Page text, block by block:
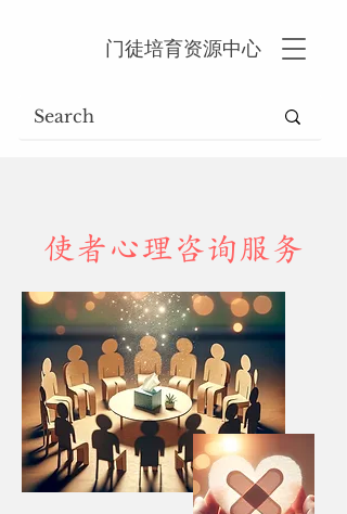
门徒培育资源中心
​使者心理咨询服务